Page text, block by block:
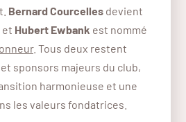
Bernard Courcellesdevient
et Hubert Ewbank est nommé
. Tous deux restent
sponsors majeurs du club,
harmonieuse et une
les valeurs fondatrices.